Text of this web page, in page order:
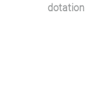
dotation